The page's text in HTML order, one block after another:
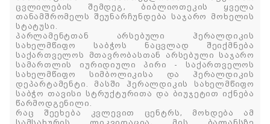
ცვლილების შემდეგ, ბიბლიოთეკის ყველა
თანამშრომელს შეუნარჩუნდება საჯარო მოხელის
სტატუსი.
პარლამენტთან არსებული ჰერალდიკის
სახელმწიფო საბჭოს ნაცვლად შეიქმნება
საქართველოს მთავრობასთან არსებული საჯარო
სამართლის იურიდიული პირი - საქართველოს
სახელმწიფო სიმბოლიკისა და ჰერალდიკის
დეპარტამენტი. მასში ჰერალდიკის სახელმწიფო
საბჭო თავისი სტრუქტურითა და ბიუჯეტით იქნება
წარმოდგენილი.
რაც შეეხება კვლევით ცენტრს, მოხდება ამ